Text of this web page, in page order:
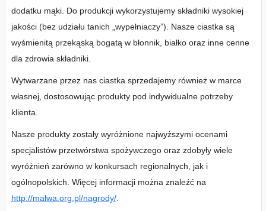
dodatku mąki. Do produkcji wykorzystujemy składniki wysokiej
jakości (bez udziału tanich „wypełniaczy”). Nasze ciastka są
wyśmienitą przekąską bogatą w błonnik, białko oraz inne cenne
dla zdrowia składniki.
Wytwarzane przez nas ciastka sprzedajemy również w marce
własnej, dostosowując produkty pod indywidualne potrzeby
klienta.
Nasze produkty zostały wyróżnione najwyższymi ocenami
specjalistów przetwórstwa spożywczego oraz zdobyły wiele
wyróżnień zarówno w konkursach regionalnych, jak i
ogólnopolskich. Więcej informacji można znaleźć na
http://malwa.org.pl/nagrody/.